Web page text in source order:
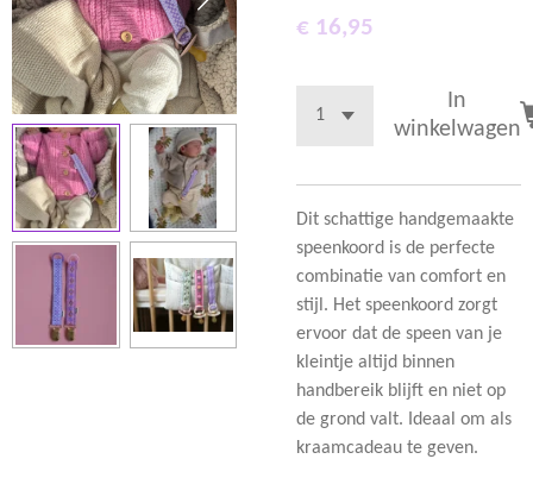
€ 16,95
In
winkelwagen
Dit schattige handgemaakte
speenkoord is de perfecte
combinatie van comfort en
stijl. Het speenkoord zorgt
ervoor dat de speen van je
kleintje altijd binnen
handbereik blijft en niet op
de grond valt. Ideaal om als
kraamcadeau te geven.